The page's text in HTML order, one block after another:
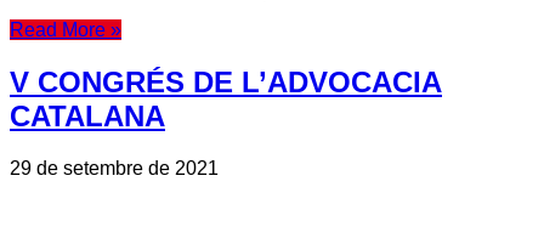
Read More »
V CONGRÉS DE L’ADVOCACIA
CATALANA
29 de setembre de 2021